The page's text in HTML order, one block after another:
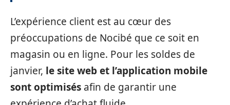
L’expérience client est au cœur des
préoccupations de Nocibé que ce soit en
magasin ou en ligne. Pour les soldes de
janvier, le site web et l’application mobile
sont optimisés afin de garantir une